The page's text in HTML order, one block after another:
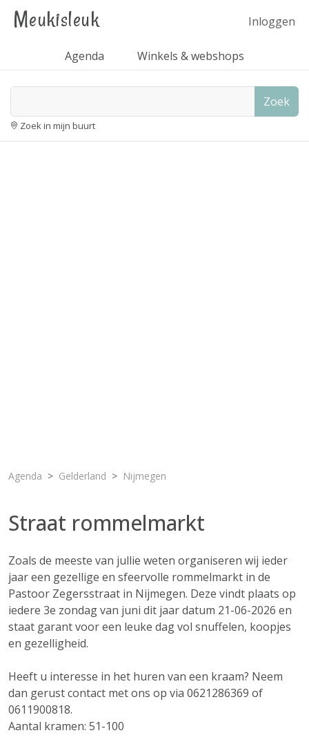
Meukisleuk Inloggen
Agenda Winkels & webshops
Zoek
Zoek in mijn buurt
Agenda Gelderland Nijmegen
Straat rommelmarkt
Zoals de meeste van jullie weten organiseren wij ieder
jaar een gezellige en sfeervolle rommelmarkt in de
Pastoor Zegersstraat in Nijmegen. Deze vindt plaats op
iedere 3e zondag van juni dit jaar datum 21-06-2026 en
staat garant voor een leuke dag vol snuffelen, koopjes
en gezelligheid.
Heeft u interesse in het huren van een kraam? Neem
dan gerust contact met ons op via 0621286369 of
0611900818.
Aantal kramen: 51-100